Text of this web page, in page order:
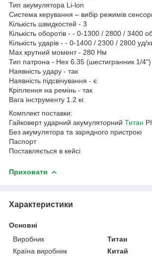
Тип акумулятора Li-lon
Система керування – вибір режимів
Кількість швидкостей - 3
Кількість оборотів - - 0-1300 / 2800 / 3400
Кількість ударів - - 0-1400 / 2300 / 2800 уд/
Max крутний момент - 280 Нм
Тип патрона - Hex 6.35 (шестигранник 1/4")
Наявність удару - так
Наявність підсвічування - є
Кріплення на ремінь - так
Вага інструменту 1.2 кг.
Комплект поставки:
Гайковерт ударний акумуляторний Титан
Без акумулятора та зарядного пристрою
Паспорт
Поставляється в кейсі
Приховати
Характеристики
Основні
Виробник
Титан
Країна виробник
Китай